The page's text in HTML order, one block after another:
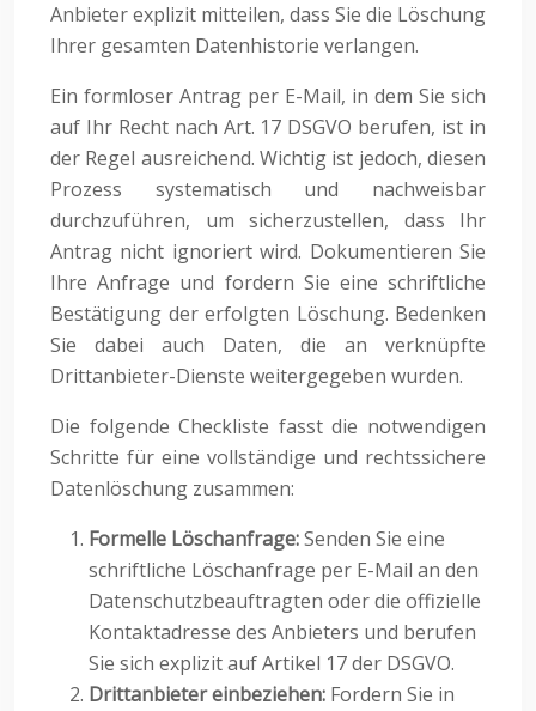
Anbieter explizit mitteilen, dass Sie die Löschung
Ihrer gesamten Datenhistorie verlangen.
Ein formloser Antrag per E-Mail, in dem Sie sich
auf Ihr Recht nach Art. 17 DSGVO berufen, ist in
der Regel ausreichend. Wichtig ist jedoch, diesen
Prozess systematisch und nachweisbar
durchzuführen, um sicherzustellen, dass Ihr
Antrag nicht ignoriert wird. Dokumentieren Sie
Ihre Anfrage und fordern Sie eine schriftliche
Bestätigung der erfolgten Löschung. Bedenken
Sie dabei auch Daten, die an verknüpfte
Drittanbieter-Dienste weitergegeben wurden.
Die folgende Checkliste fasst die notwendigen
Schritte für eine vollständige und rechtssichere
Datenlöschung zusammen:
Formelle Löschanfrage:Senden Sie eine
schriftliche Löschanfrage per E-Mail an den
Datenschutzbeauftragten oder die offizielle
Kontaktadresse des Anbieters und berufen
Sie sich explizit auf Artikel 17 der DSGVO.
Drittanbieter einbeziehen: Fordern Sie in